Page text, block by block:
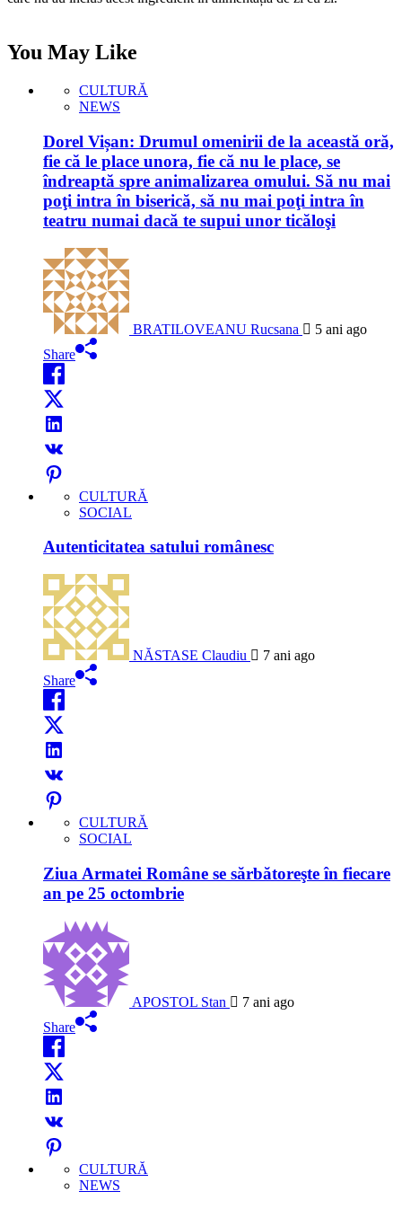
You May Like
CULTURĂ
NEWS
Dorel Vișan: Drumul omenirii de la această oră,
fie că le place unora, fie că nu le place, se
îndreaptă spre animalizarea omului. Să nu mai
poţi intra în biserică, să nu mai poţi intra în
teatru numai dacă te supui unor ticăloşi
BRATILOVEANU Rucsana
5 ani ago
Share
CULTURĂ
SOCIAL
Autenticitatea satului românesc
NĂSTASE Claudiu
7 ani ago
Share
CULTURĂ
SOCIAL
Ziua Armatei Române se sărbătoreşte în fiecare
an pe 25 octombrie
APOSTOL Stan
7 ani ago
Share
CULTURĂ
NEWS